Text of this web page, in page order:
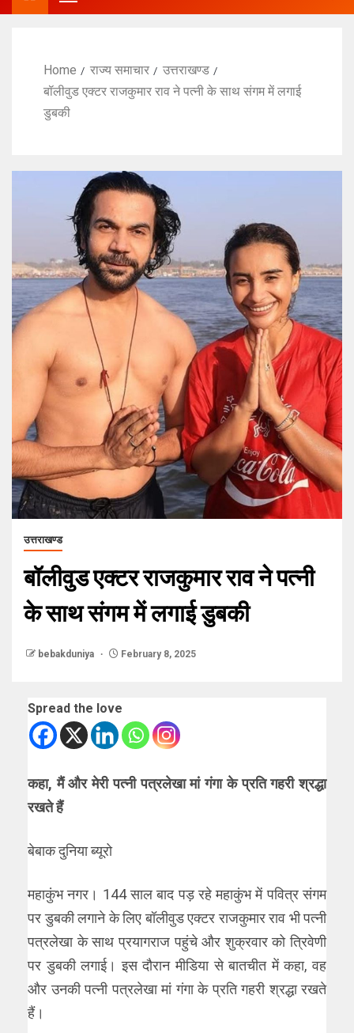
Home राज्य समाचार
उत्तराखण्ड
बॉलीवुड एक्टर राजकुमार राव ने पत्नी के साथ संगम में लगाई
डुबकी
उत्तराखण्ड
बॉलीवुड एक्टर राजकुमार राव ने पत्नी
के साथ संगम में लगाई डुबकी
bebakduniya February 8, 2025
Spread the love
कहा, मैं और मेरी पत्नी पत्रलेखा मां गंगा के प्रति गहरी श्रद्धा
रखते हैं
बेबाक दुनिया ब्यूरो
महाकुंभ नगर। 144 साल बाद पड़ रहे महाकुंभ में पवित्र संगम
पर डुबकी लगाने के लिए बॉलीवुड एक्टर राजकुमार राव भी पत्नी
पत्रलेखा के साथ प्रयागराज पहुंचे और शुक्रवार को त्रिवेणी
पर डुबकी लगाई। इस दौरान मीडिया से बातचीत में कहा, वह
और उनकी पत्नी पत्रलेखा मां गंगा के प्रति गहरी श्रद्धा रखते
हैं।